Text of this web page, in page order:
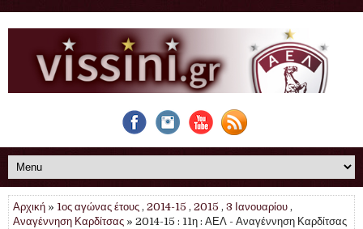
Αρχική » 1ος αγώνας έτους , 2014-15 , 2015 , 3 Ιανουαρίου ,
Αναγέννηση Καρδίτσας » 2014-15 : 11η : ΑΕΛ - Αναγέννηση Καρδίτσας